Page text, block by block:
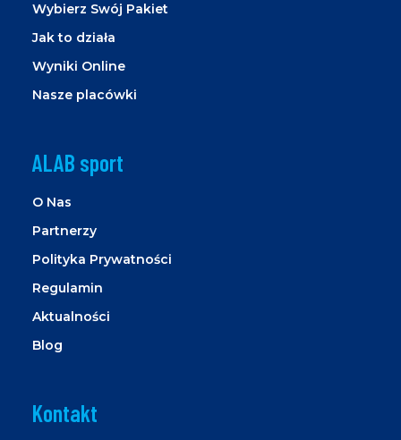
Wybierz Swój Pakiet
Jak to działa
Wyniki Online
Nasze placówki
ALAB sport
O Nas
Partnerzy
Polityka Prywatności
Regulamin
Aktualności
Blog
Kontakt